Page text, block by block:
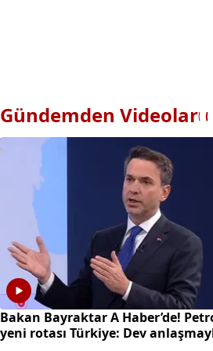
Gündemden Videolar
Bakan Bayraktar A Haber’de!
yeni rotası Türkiye: Dev